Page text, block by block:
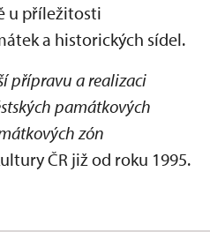
u příležitosti
a historických sídel.
přípravu a realizaci
památkových
zón
ČR již od roku 1995.